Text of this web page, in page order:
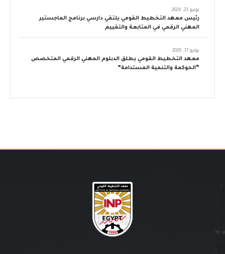
رئيس معهد التخطيط القومي يلتقي دارسي برنامج الماجستير
المهني الرقمي في المتابعة والتقييم
يونيو 23, 2026
معهد التخطيط القومي يطلق الدبلوم المهني الرقمي المتخصص
“الحوكمة والتنمية المستدامة”
يونيو 17, 2026